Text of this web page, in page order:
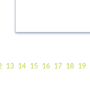
13 14 15 16 17 18 19